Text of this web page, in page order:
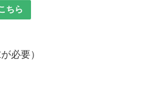
ちら
必要）